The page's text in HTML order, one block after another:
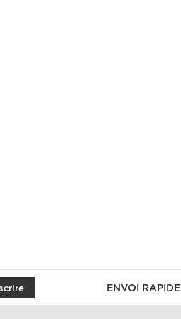
ENVOI RAPIDE